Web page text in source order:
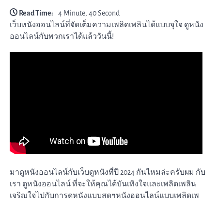
Read Time:
4 Minute, 40 Second
เว็บหนังออนไลน์ที่จัดเต็มความเพลิดเพลินได้แบบจุใจ ดูหนัง
ออนไลน์กับพวกเราได้แล้ววันนี้!
มาดูหนังออนไลน์กับเว็บดูหนังที่ปี 2024 กันไหมล่ะครับผม กับ
เรา ดูหนังออนไลน์ ที่จะให้คุณได้บันเทิงใจและเพลิดเพลิน
เจริญใจไปกับการดูหนังแบบสุดๆหนังออนไลน์แบบเพลิดเพ